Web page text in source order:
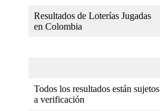
Resultados de Loterías Jugadas
en Colombia
Todos los resultados están sujetos
a verificación